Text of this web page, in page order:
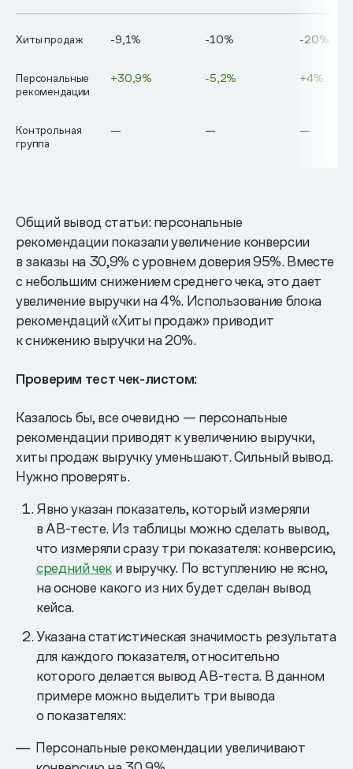
Хиты продаж -9,1% -10% -20%
Персональные
рекомендации
+30,9% -5,2% +4%
Контрольная
группа
— — —
Общий вывод статьи: персональные
рекомендации показали увеличение конверсии
в заказы на 30,9% с уровнем доверия 95%. Вместе
с небольшим снижением среднего чека, это дает
увеличение выручки на 4%. Использование блока
рекомендаций «Хиты продаж» приводит
к снижению выручки на 20%.
Проверим тест чек-листом:
Казалось бы, все очевидно — персональные
рекомендации приводят к увеличению выручки,
хиты продаж выручку уменьшают. Сильный вывод.
Нужно проверять.
Явно указан показатель, который измеряли
в АВ-тесте. Из таблицы можно сделать вывод,
что измеряли сразу три показателя: конверсию,
средний чек и выручку. По вступлению не ясно,
на основе какого из них будет сделан вывод
кейса.
Указана статистическая значимость результата
для каждого показателя, относительно
которого делается вывод АВ-теста. В данном
примере можно выделить три вывода
о показателях:
Персональные рекомендации увеличивают